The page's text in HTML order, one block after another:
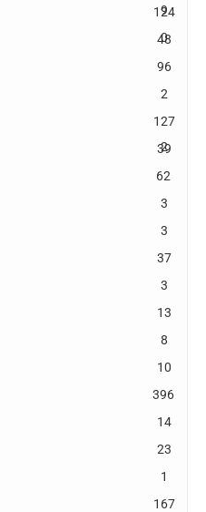
9
124
0
48
96
2
127
2
39
62
3
3
37
3
13
8
10
396
14
23
1
167